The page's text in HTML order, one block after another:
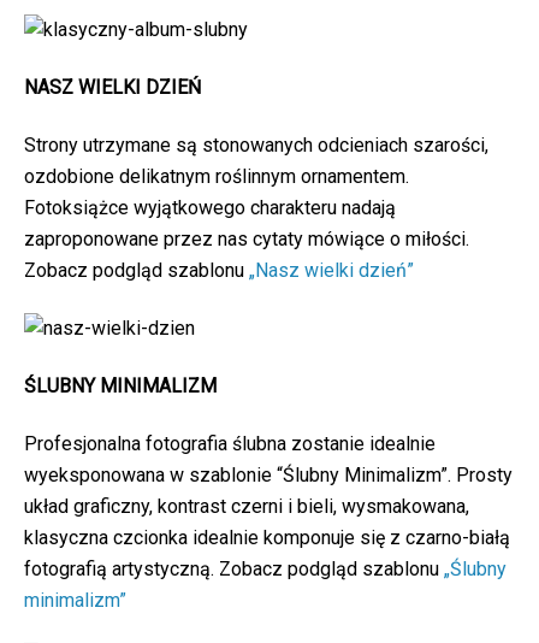
NASZ WIELKI DZIEŃ
Strony utrzymane są stonowanych odcieniach szarości,
ozdobione delikatnym roślinnym ornamentem.
Fotoksiążce wyjątkowego charakteru nadają
zaproponowane przez nas cytaty mówiące o miłości.
Zobacz podgląd szablonu „Nasz wielki dzień”
ŚLUBNY MINIMALIZM
Profesjonalna fotografia ślubna zostanie idealnie
wyeksponowana w szablonie “Ślubny Minimalizm”. Prosty
układ graficzny, kontrast czerni i bieli, wysmakowana,
klasyczna czcionka idealnie komponuje się z czarno-białą
fotografią artystyczną. Zobacz podgląd szablonu „Ślubny
minimalizm”